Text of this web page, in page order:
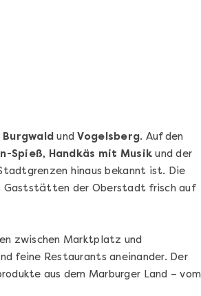
Burgwald undVogelsberg. Auf den
Spieß, Handkäs mit Musik und der
hinaus bekannt ist. Die
Gaststätten der Oberstadt frisch auf
zwischen Marktplatz und
feine Restaurants aneinander. Der
aus dem Marburger Land – vom